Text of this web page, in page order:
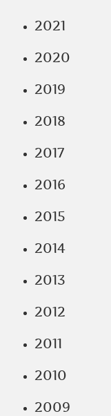
2021
2020
2019
2018
2017
2016
2015
2014
2013
2012
2011
2010
2009